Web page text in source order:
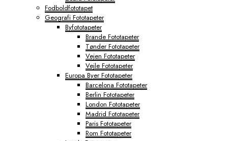
Fodboldfototapet
Geografi Fototapeter
Byfototapeter
Brande Fototapeter
Tønder Fototapeter
Vejen Fototapeter
Vejle Fototapeter
Europa Byer Fototapeter
Barcelona Fototapeter
Berlin Fototapeter
London Fototapeter
Madrid Fototapeter
Paris Fototapeter
Rom Fototapeter